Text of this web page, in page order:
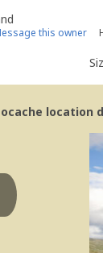
this owner